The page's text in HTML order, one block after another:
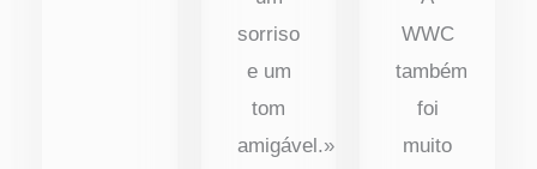
sorriso
e um
tom
amigável.»
WWC
também
foi
muito